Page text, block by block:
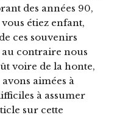
des années 90,
étiez enfant,
ces souvenirs
au contraire nous
voire de la honte,
aimées à
à assumer
sur cette